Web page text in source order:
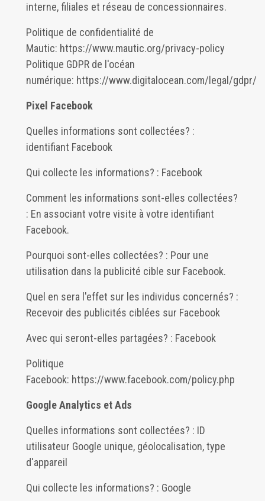
interne, filiales et réseau de concessionnaires.
Politique de confidentialité de
Mautic: https://www.mautic.org/privacy-policy
Politique GDPR de l'océan
numérique: https://www.digitalocean.com/legal/gdpr/
Pixel Facebook
Quelles informations sont collectées? :
identifiant Facebook
Qui collecte les informations? : Facebook
Comment les informations sont-elles collectées?
: En associant votre visite à votre identifiant
Facebook.
Pourquoi sont-elles collectées? : Pour une
utilisation dans la publicité cible sur Facebook.
Quel en sera l'effet sur les individus concernés? :
Recevoir des publicités ciblées sur Facebook
Avec qui seront-elles partagées? : Facebook
Politique
Facebook: https://www.facebook.com/policy.php
Google Analytics et Ads
Quelles informations sont collectées? : ID
utilisateur Google unique, géolocalisation, type
d'appareil
Qui collecte les informations? : Google